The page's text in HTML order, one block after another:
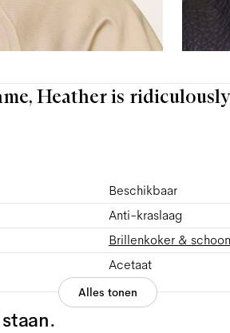
Heather is
Beschikbaar
Anti-kraslaag
Brillenkoker &
Acetaat
Alles tonen